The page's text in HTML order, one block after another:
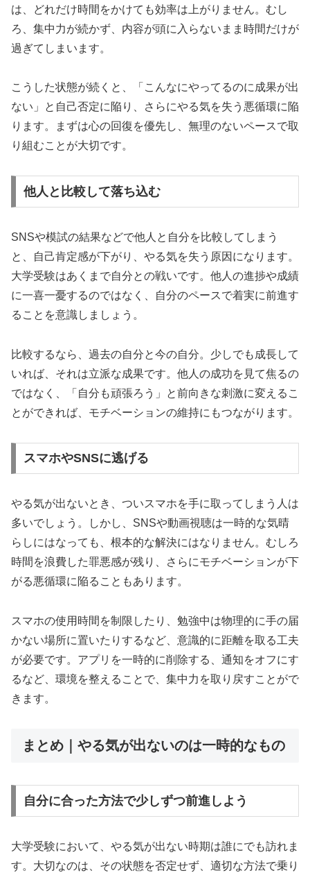
は、どれだけ時間をかけても効率は上がりません。むし
ろ、集中力が続かず、内容が頭に入らないまま時間だけが
過ぎてしまいます。
こうした状態が続くと、「こんなにやってるのに成果が出
ない」と自己否定に陥り、さらにやる気を失う悪循環に陥
ります。まずは心の回復を優先し、無理のないペースで取
り組むことが大切です。
他人と比較して落ち込む
SNSや模試の結果などで他人と自分を比較してしまう
と、自己肯定感が下がり、やる気を失う原因になります。
大学受験はあくまで自分との戦いです。他人の進捗や成績
に一喜一憂するのではなく、自分のペースで着実に前進す
ることを意識しましょう。
比較するなら、過去の自分と今の自分。少しでも成長して
いれば、それは立派な成果です。他人の成功を見て焦るの
ではなく、「自分も頑張ろう」と前向きな刺激に変えるこ
とができれば、モチベーションの維持にもつながります。
スマホやSNSに逃げる
やる気が出ないとき、ついスマホを手に取ってしまう人は
多いでしょう。しかし、SNSや動画視聴は一時的な気晴
らしにはなっても、根本的な解決にはなりません。むしろ
時間を浪費した罪悪感が残り、さらにモチベーションが下
がる悪循環に陥ることもあります。
スマホの使用時間を制限したり、勉強中は物理的に手の届
かない場所に置いたりするなど、意識的に距離を取る工夫
が必要です。アプリを一時的に削除する、通知をオフにす
るなど、環境を整えることで、集中力を取り戻すことがで
きます。
まとめ｜やる気が出ないのは一時的なもの
自分に合った方法で少しずつ前進しよう
大学受験において、やる気が出ない時期は誰にでも訪れま
す。大切なのは、その状態を否定せず、適切な方法で乗り